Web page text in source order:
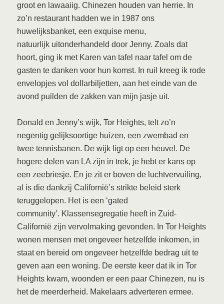
groot en lawaaiig. Chinezen houden van herrie. In
zo’n restaurant hadden we in 1987 ons
huwelijksbanket, een exquise menu,
natuurlijk uitonderhandeld door Jenny. Zoals dat
hoort, ging ik met Karen van tafel naar tafel om de
gasten te danken voor hun komst. In ruil kreeg ik rode
envelopjes vol dollarbiljetten, aan het einde van de
avond puilden de zakken van mijn jasje uit.
Donald en Jenny’s wijk, Tor Heights, telt zo’n
negentig gelijksoortige huizen, een zwembad en
twee tennisbanen. De wijk ligt op een heuvel. De
hogere delen van LA zijn in trek, je hebt er kans op
een zeebriesje. En je zit er boven de luchtvervuiling,
al is die dankzij Californië’s strikte beleid sterk
teruggelopen. Het is een ‘gated
community’. Klassensegregatie heeft in Zuid-
Californië zijn vervolmaking gevonden. In Tor Heights
wonen mensen met ongeveer hetzelfde inkomen, in
staat en bereid om ongeveer hetzelfde bedrag uit te
geven aan een woning. De eerste keer dat ik in Tor
Heights kwam, woonden er een paar Chinezen, nu is
het de meerderheid. Makelaars adverteren ermee.